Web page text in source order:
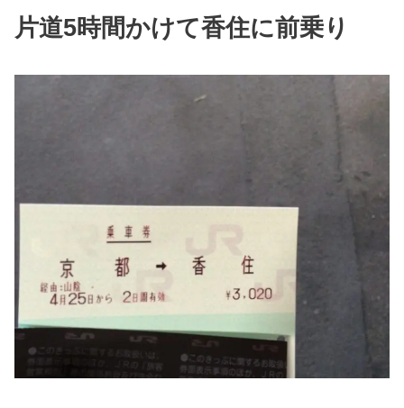
片道5時間かけて香住に前乗り